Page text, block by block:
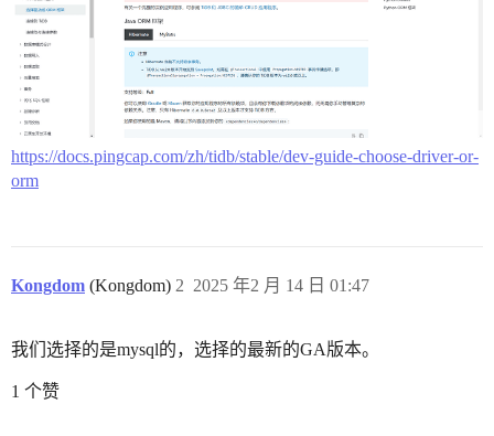
https://docs.pingcap.com/zh/tidb/stable/dev-guide-choose-driver-or-
orm
Kongdom (Kongdom) 2025 年2 月 14 日 01:47
2
我们选择的是mysql的，选择的最新的GA版本。
1 个赞